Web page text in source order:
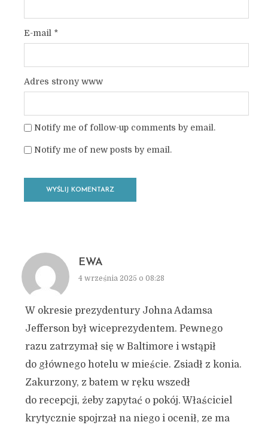
E-mail *
Adres strony www
Notify me of follow-up comments by email.
Notify me of new posts by email.
EWA
4 września 2025 o 08:28
W okresie prezydentury Johna Adamsa
Jefferson był wiceprezydentem. Pewnego
razu zatrzymał się w Baltimore i wstąpił
do głównego hotelu w mieście. Zsiadł z konia.
Zakurzony, z batem w ręku wszedł
do recepcji, żeby zapytać o pokój. Właściciel
krytycznie spojrzał na niego i ocenił, ze ma